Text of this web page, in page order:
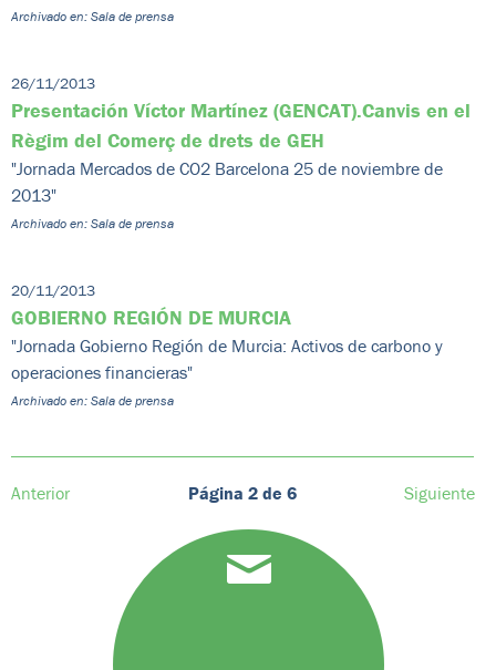
Archivado en: Sala de prensa
26/11/2013
Presentación Víctor Martínez (GENCAT).Canvis en el
Règim del Comerç de drets de GEH
"Jornada Mercados de CO2 Barcelona 25 de noviembre de
2013"
Archivado en: Sala de prensa
20/11/2013
GOBIERNO REGIÓN DE MURCIA
"Jornada Gobierno Región de Murcia: Activos de carbono y
operaciones financieras"
Archivado en: Sala de prensa
Anterior Página 2 de 6 Siguiente